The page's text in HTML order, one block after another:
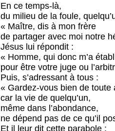
En ce temps-là,
du milieu de la foule,
« Maître, dis à mon frère
de partager avec moi notre
Jésus lui répondit :
« Homme, qui donc m’a
pour être votre juge ou
Puis, s’adressant à tous :
« Gardez-vous bien de toute
car la vie de quelqu’un,
même dans l’abondance,
ne dépend pas de ce qu’il
Et il leur dit cette parabole :